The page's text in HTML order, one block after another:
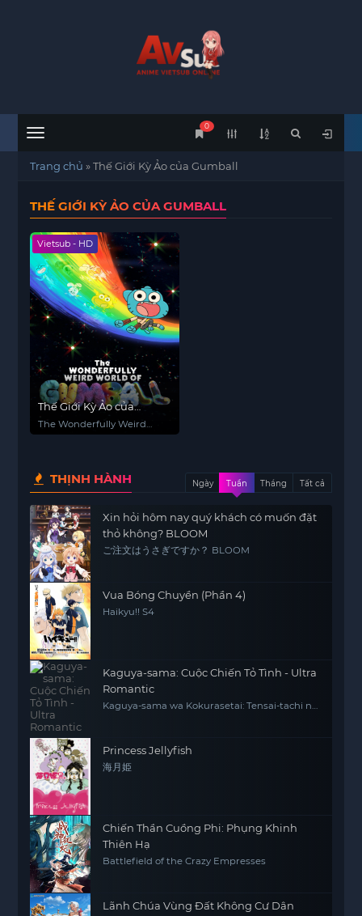
Menu
0
Trang chủ »Thế Giới Kỳ Ảo của Gumball
THẾ GIỚI KỲ ẢO CỦA GUMBALL
Vietsub - HD
Thế Giới Kỳ Ảo của
Gumball
The Wonderfully Weird
THỊNH HÀNH Ngày Tuần Tháng Tất cả
Xin hỏi hôm nay quý khách có muốn đặt
thỏ không? BLOOM
ご注文はうさぎですか？ BLOOM
Vua Bóng Chuyền (Phần 4)
Haikyu!! S4
Kaguya-sama: Cuộc Chiến Tỏ Tình - Ultra
Romantic
Kaguya-sama wa Kokurasetai: Tensai-tachi no
Princess Jellyfish
海月姫
Chiến Thần Cuồng Phi: Phụng Khinh
Thiên Hạ
Battlefield of the Crazy Empresses
Lãnh Chúa Vùng Đất Không Cư Dân